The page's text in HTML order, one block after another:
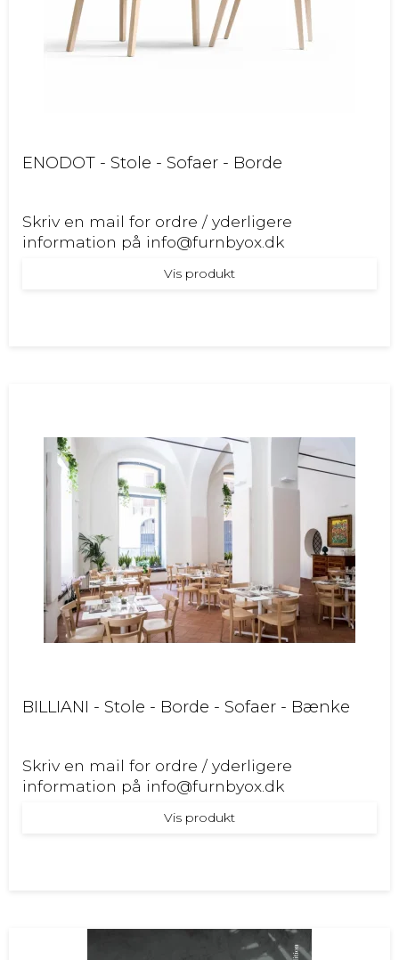
ENODOT - Stole - Sofaer - Borde
Skriv en mail for ordre / yderligere
information på info@furnbyox.dk
Vis produkt
BILLIANI - Stole - Borde - Sofaer - Bænke
Skriv en mail for ordre / yderligere
information på info@furnbyox.dk
Vis produkt